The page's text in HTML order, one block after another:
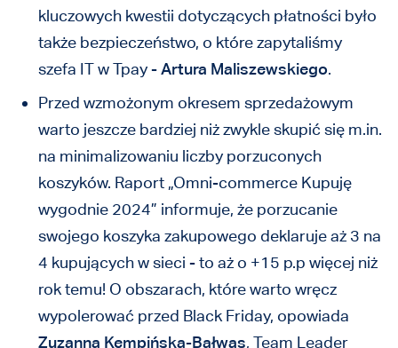
kluczowych kwestii dotyczących płatności było
także bezpieczeństwo, o które zapytaliśmy
szefa IT w Tpay -Artura Maliszewskiego.
Przed wzmożonym okresem sprzedażowym
warto jeszcze bardziej niż zwykle skupić się m.in.
na minimalizowaniu liczby porzuconych
koszyków. Raport „Omni-commerce Kupuję
wygodnie 2024” informuje, że porzucanie
swojego koszyka zakupowego deklaruje aż 3 na
4 kupujących w sieci - to aż o +15 p.p więcej niż
rok temu! O obszarach, które warto wręcz
wypolerować przed Black Friday, opowiada
Zuzanna Kempińska-Bałwas, Team Leader